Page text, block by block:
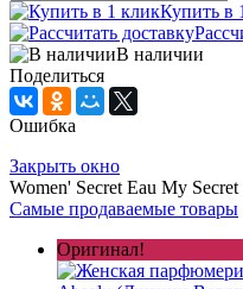
Купить в
В наличии
Поделиться
Ошибка
Закрыть окно
Women' Secret Eau My Secret
Самые продаваемые товары
Оригинал!